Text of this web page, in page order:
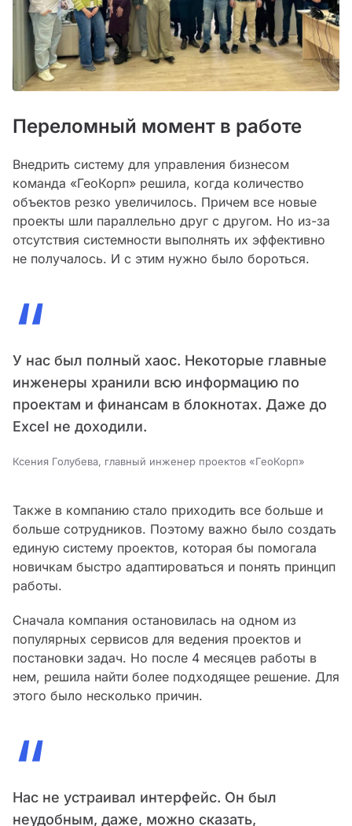
Переломный момент в работе
Внедрить систему для управления бизнесом
команда «ГеоКорп» решила, когда количество
объектов резко увеличилось. Причем все новые
проекты шли параллельно друг с другом. Но из-за
отсутствия системности выполнять их эффективно
не получалось. И с этим нужно было бороться.
“
У нас был полный хаос. Некоторые главные
инженеры хранили всю информацию по
проектам и финансам в блокнотах. Даже до
Excel не доходили.
Ксения Голубева, главный инженер проектов «ГеоКорп»
Также в компанию стало приходить все больше и
больше сотрудников. Поэтому важно было создать
единую систему проектов, которая бы помогала
новичкам быстро адаптироваться и понять принцип
работы.
Сначала компания остановилась на одном из
популярных сервисов для ведения проектов и
постановки задач. Но после 4 месяцев работы в
нем, решила найти более подходящее решение. Для
этого было несколько причин.
“
Нас не устраивал интерфейс. Он был
неудобным, даже, можно сказать,